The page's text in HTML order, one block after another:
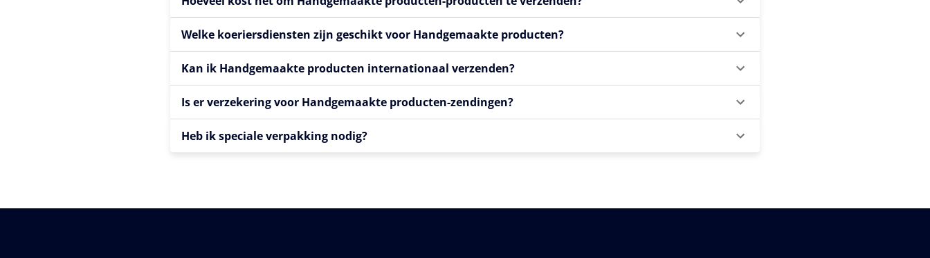
Welke koeriersdiensten zijn geschikt voor Handgemaakte producten?
Kan ik Handgemaakte producten internationaal verzenden?
Is er verzekering voor Handgemaakte producten-zendingen?
Heb ik speciale verpakking nodig?